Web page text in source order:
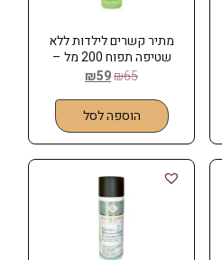
מתיר קשרים לילדות ללא
שטיפה תפוח 200 מל –
רבלון REVLON₪65
₪59
הוספה לסל